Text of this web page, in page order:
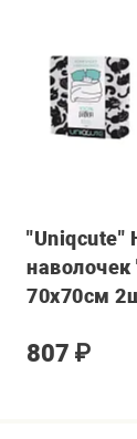
"Uniqcute"
наволочек
70х70см
807 ₽